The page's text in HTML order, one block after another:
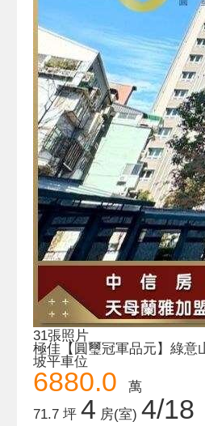
31張照片
極佳【圓璽冠軍品元】綠意
坡平車位
6880.0
萬
71.7 坪 4 房(室)4/18